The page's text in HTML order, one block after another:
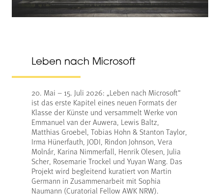
Leben nach Microsoft
20. Mai – 15. Juli 2026: „Leben nach Microsoft“
ist das erste Kapitel eines neuen Formats der
Klasse der Künste und versammelt Werke von
Emmanuel van der Auwera, Lewis Baltz,
Matthias Groebel, Tobias Hohn & Stanton Taylor,
Irma Hünerfauth, JODI, Rindon Johnson, Vera
Molnár, Karina Nimmerfall, Henrik Olesen, Julia
Scher, Rosemarie Trockel und Yuyan Wang. Das
Projekt wird begleitend kuratiert von Martin
Germann in Zusammenarbeit mit Sophia
Naumann (Curatorial Fellow AWK NRW).